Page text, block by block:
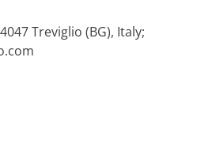
Treviglio (BG), Italy;